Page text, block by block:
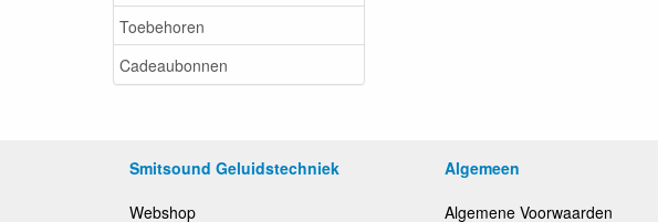
Toebehoren
Cadeaubonnen
Smitsound Geluidstechniek
Webshop
Algemeen
Algemene Voorwaarden